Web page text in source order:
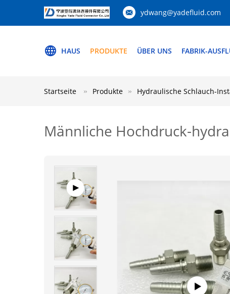
ydwang@yadefluid.com
HAUS PRODUKTE ÜBER UNS FABRIK-
Startseite Produkte Hydraulische Schlauch-
Männliche Hochdruck-